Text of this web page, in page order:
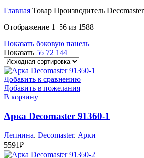
Главная Товар Производитель Decomaster
Отображение 1–56 из 1588
Показать боковую панель
Показать 56 72 144
Добавить к сравнению
Добавить в пожелания
В корзину
Арка Decomaster 91360-1
Лепнина, Decomaster, Арки
5591₽